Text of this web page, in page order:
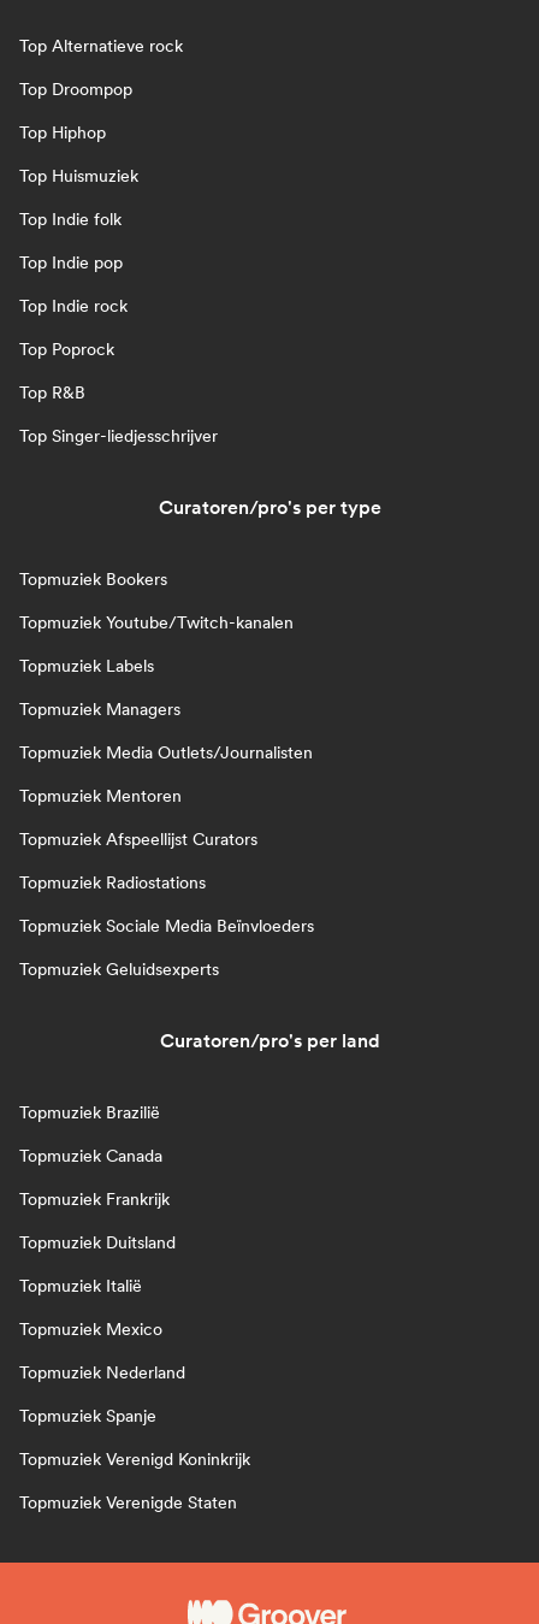
Top Alternatieve rock
Top Droompop
Top Hiphop
Top Huismuziek
Top Indie folk
Top Indie pop
Top Indie rock
Top Poprock
Top R&B
Top Singer-liedjesschrijver
Curatoren/pro's per type
Topmuziek Bookers
Topmuziek Youtube/Twitch-kanalen
Topmuziek Labels
Topmuziek Managers
Topmuziek Media Outlets/Journalisten
Topmuziek Mentoren
Topmuziek Afspeellijst Curators
Topmuziek Radiostations
Topmuziek Sociale Media Beïnvloeders
Topmuziek Geluidsexperts
Curatoren/pro's per land
Topmuziek Brazilië
Topmuziek Canada
Topmuziek Frankrijk
Topmuziek Duitsland
Topmuziek Italië
Topmuziek Mexico
Topmuziek Nederland
Topmuziek Spanje
Topmuziek Verenigd Koninkrijk
Topmuziek Verenigde Staten